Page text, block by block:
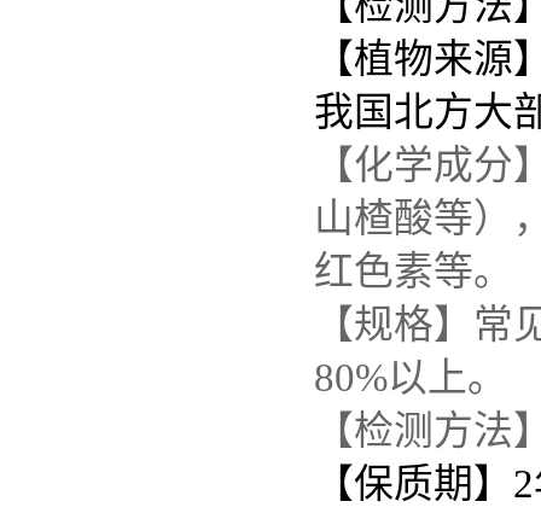
【植物来源
我国北方大
【化学成
山楂酸等）
红色素等。
【规格】常
80%以上。
【检测方
【保质期】